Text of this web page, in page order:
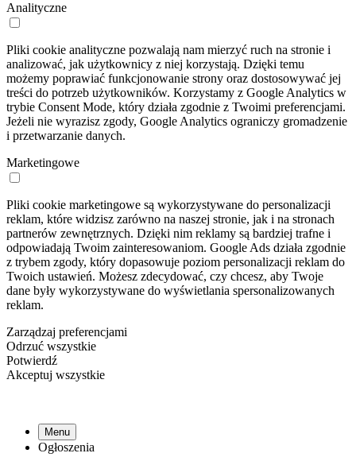
Analityczne
Pliki cookie analityczne pozwalają nam mierzyć ruch na stronie i
analizować, jak użytkownicy z niej korzystają. Dzięki temu
możemy poprawiać funkcjonowanie strony oraz dostosowywać jej
treści do potrzeb użytkowników. Korzystamy z Google Analytics w
trybie Consent Mode, który działa zgodnie z Twoimi preferencjami.
Jeżeli nie wyrazisz zgody, Google Analytics ograniczy gromadzenie
i przetwarzanie danych.
Marketingowe
Pliki cookie marketingowe są wykorzystywane do personalizacji
reklam, które widzisz zarówno na naszej stronie, jak i na stronach
partnerów zewnętrznych. Dzięki nim reklamy są bardziej trafne i
odpowiadają Twoim zainteresowaniom. Google Ads działa zgodnie
z trybem zgody, który dopasowuje poziom personalizacji reklam do
Twoich ustawień. Możesz zdecydować, czy chcesz, aby Twoje
dane były wykorzystywane do wyświetlania spersonalizowanych
reklam.
Zarządzaj preferencjami
Odrzuć wszystkie
Potwierdź
Akceptuj wszystkie
Menu
Ogłoszenia